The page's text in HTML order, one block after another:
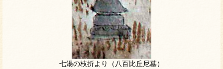
七湯の枝折より（八百比丘尼墓）